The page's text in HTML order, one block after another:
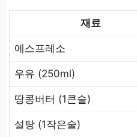
재료
에스프레소
우유 (250ml)
땅콩버터 (1큰술)
설탕 (1작은술)